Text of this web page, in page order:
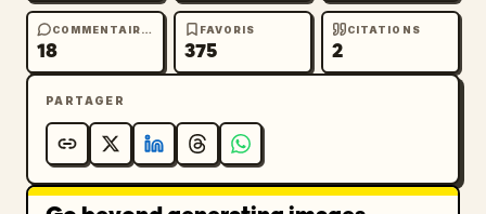
gauche, montrez un ordinateur ou un écran de
présentation affichant une interface de
document de style Feishu avec le titre
simple en 3 étapes intitulé exactement "场景",
"流程", "资产", plus la phrase "Agent 是放大
器，不是方向盘。" Ajoutez un post-it près de
cet écran avec l'inscription "扣瑞芋". En haut
COMMENTAIRES
18
FAVORIS
375
CITATIONS
2
PARTAGER